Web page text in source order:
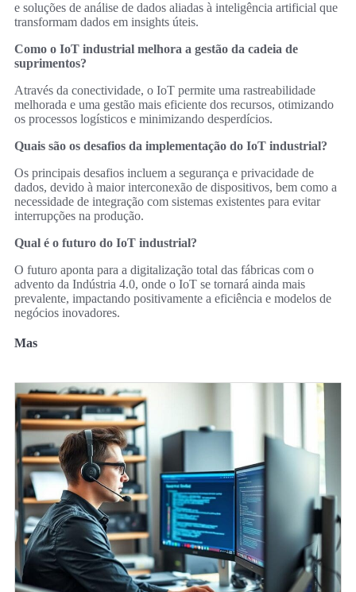
e soluções de análise de dados aliadas à inteligência artificial que
transformam dados em insights úteis.
Como o IoT industrial melhora a gestão da cadeia de
suprimentos?
Através da conectividade, o IoT permite uma rastreabilidade
melhorada e uma gestão mais eficiente dos recursos, otimizando
os processos logísticos e minimizando desperdícios.
Quais são os desafios da implementação do IoT industrial?
Os principais desafios incluem a segurança e privacidade de
dados, devido à maior interconexão de dispositivos, bem como a
necessidade de integração com sistemas existentes para evitar
interrupções na produção.
Qual é o futuro do IoT industrial?
O futuro aponta para a digitalização total das fábricas com o
advento da Indústria 4.0, onde o IoT se tornará ainda mais
prevalente, impactando positivamente a eficiência e modelos de
negócios inovadores.
Mas